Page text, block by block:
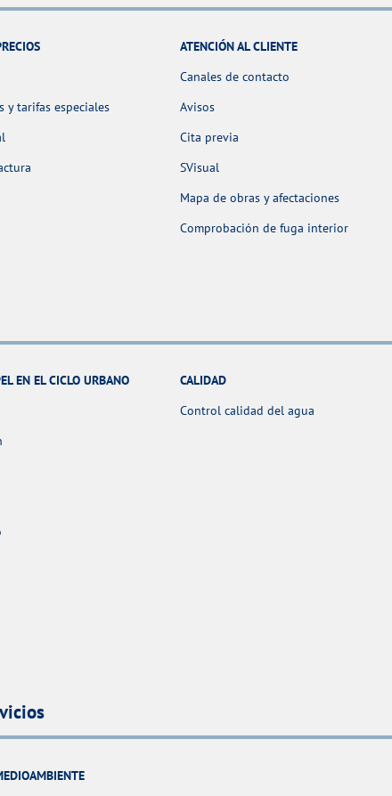
y tarifas especiales
ATENCIÓN AL CLIENTE
Canales de contacto
Avisos
Cita previa
SVisual
Mapa de obras y afectaciones
Comprobación de fuga interior
EN EL CICLO URBANO
CALIDAD
Control calidad del agua